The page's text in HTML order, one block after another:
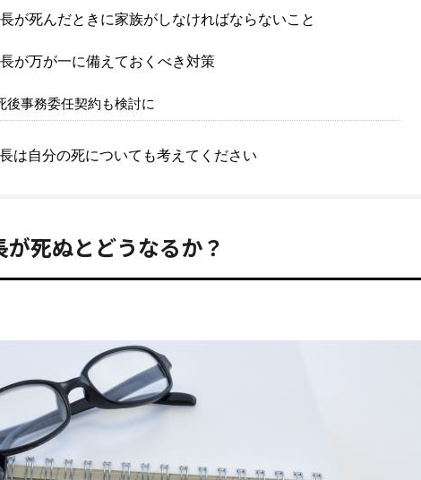
が死んだときに家族がしなければならないこと
が万が一に備えておくべき対策
後事務委任契約も検討に
は自分の死についても考えてください
死ぬとどうなるか？